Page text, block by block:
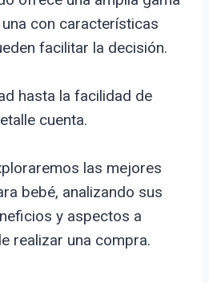
con características
facilitar la decisión.
hasta la facilidad de
cuenta.
las mejores
bebé, analizando sus
y aspectos a
realizar una compra.